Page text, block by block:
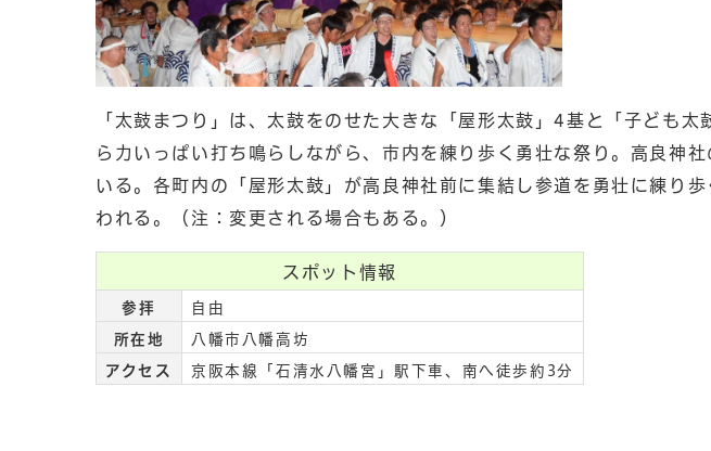
「太鼓まつり」は、太鼓をのせた大きな「屋形太鼓」4基と「子ども
ら力いっぱい打ち鳴らしながら、市内を練り歩く勇壮な祭り。高良神
いる。各町内の「屋形太鼓」が高良神社前に集結し参道を勇壮に練り
われる。（注：変更される場合もある。）
スポット情報
参拝 自由
所在地 八幡市八幡高坊
アクセス 京阪本線「石清水八幡宮」駅下車、南へ徒歩約3分